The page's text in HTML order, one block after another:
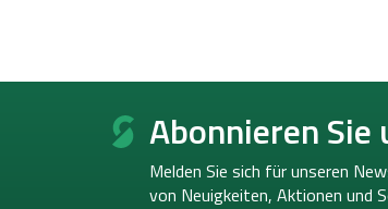
F
Abonnieren
Melden Sie sich für unseren
von Neuigkeiten, Aktionen und